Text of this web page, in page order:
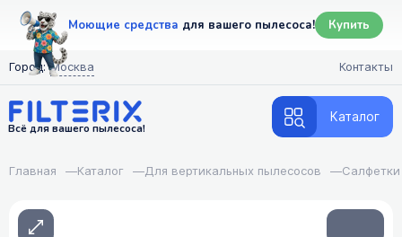
Моющие средства для вашего пылесоса! Купить
Город: Москва Контакты
Всё для вашего пылесоса!
Каталог
Главная —Каталог —Для вертикальных пылесосов —